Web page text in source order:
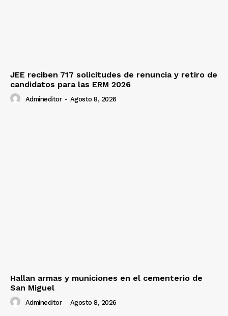
JEE reciben 717 solicitudes de renuncia y retiro de
candidatos para las ERM 2026
Admineditor - Agosto 8, 2026
Hallan armas y municiones en el cementerio de
San Miguel
Admineditor - Agosto 8, 2026